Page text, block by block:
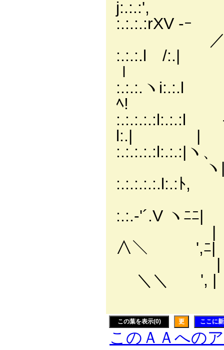
:.:.:.:rXV ‐
／ ／"
:.:.:.l /:.| |
ｌ //
:.:.:.ヽ
ﾍ!
l:.| | |:l
ヽ|l
:.:.:.:.:.l:.:
:.:.-'´.V
| /⌒l,､
∧＼ ',ﾆ|
| / /::|
＼＼ ', |
この葉を表示(0) 更 ここに
このＡＡへの